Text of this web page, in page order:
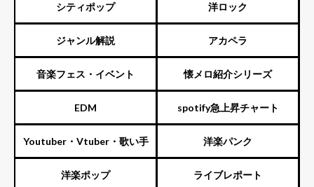
シティポップ 洋ロック
ジャンル解説 アカペラ
音楽フェス・イベント 懐メロ紹介シリーズ
EDM spotify急上昇チャート
Youtuber・Vtuber・歌い手 洋楽パンク
洋楽ポップ ライブレポート